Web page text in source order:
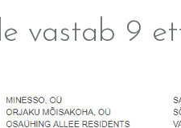
vastab 9